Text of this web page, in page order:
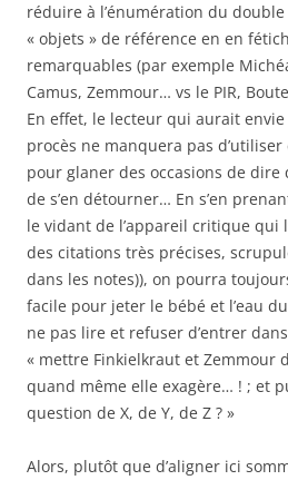
réduire à l’énumération du
« objets » de référence en en
remarquables (par exemple
Camus, Zemmour… vs le PIR,
En effet, le lecteur qui aurait
procès ne manquera pas
pour glaner des occasions de
de s’en détourner… En s’en
le vidant de l’appareil critique qui
des citations très précises,
dans les notes)), on pourra
facile pour jeter le bébé et l’eau
ne pas lire et refuser d’entrer
« mettre Finkielkraut et Zemmour
quand même elle exagère… ! ; et
question de X, de Y, de Z ? »
Alors, plutôt que d’aligner ici